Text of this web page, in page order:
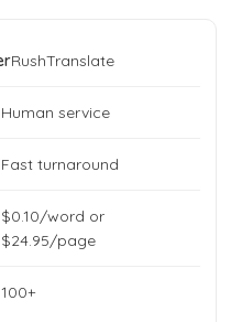
RushTranslate
Human service
Fast turnaround
$0.10/word or
$24.95/page
100+